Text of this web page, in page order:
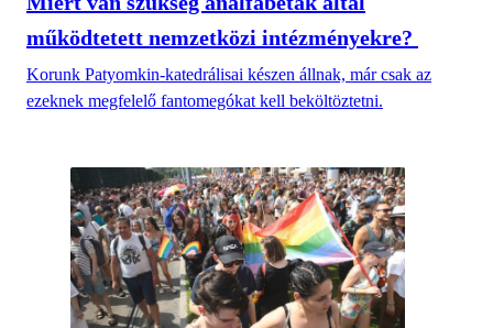
működtetett nemzetközi intézményekre?
Korunk Patyomkin-katedrálisai készen állnak, már csak az
ezeknek megfelelő fantomegókat kell beköltöztetni.